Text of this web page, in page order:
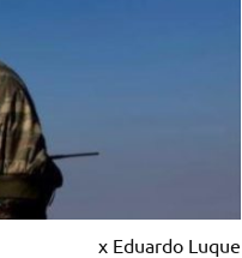
x Eduardo Luque